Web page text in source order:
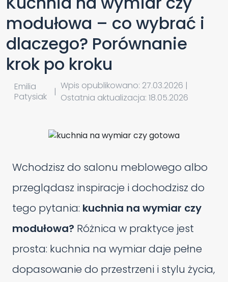
modułowa – co wybrać i
dlaczego? Porównanie
krok po kroku
Emilia
Patysiak
|
Wpis opublikowano: 27.03.2026 |
Ostatnia aktualizacja: 18.05.2026
Wchodzisz do salonu meblowego albo
przeglądasz inspiracje i dochodzisz do
tego pytania: kuchnia na wymiar czy
modułowa? Różnica w praktyce jest
prosta: kuchnia na wymiar daje pełne
dopasowanie do przestrzeni i stylu życia,